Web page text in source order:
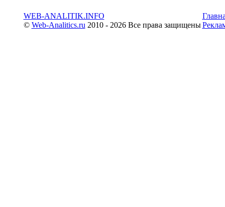
WEB-ANALITIK.INFO
© Web-Analitics.ru2010 - 2026 Все права защищены